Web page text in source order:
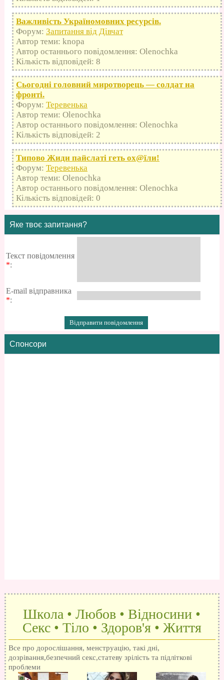
Важливість Україномовних ресурсів.
Форум: Запитання від Дівчат
Автор теми: knopa
Автор останнього повідомлення: Olenochka
Кількість відповідей: 8
Сьогодні головний миротворець — солдат на
фронті.
Форум: Теревенька
Автор теми: Olenochka
Автор останнього повідомлення: Olenochka
Кількість відповідей: 2
Типово Жиди пайслаті геть оx@їли!
Форум: Теревенька
Автор теми: Olenochka
Автор останнього повідомлення: Olenochka
Кількість відповідей: 0
Яке твоє запитання?
Текст повідомлення
*:
E-mail відправника
*:
Спонсори
Школа • Любов • Відносини •
Секс • Тіло • Здоров'я • Життя
Все про дорослішання, менструацію, такі дні,
дозрівання,безпечний секс,статеву зрілість та підліткові
проблеми